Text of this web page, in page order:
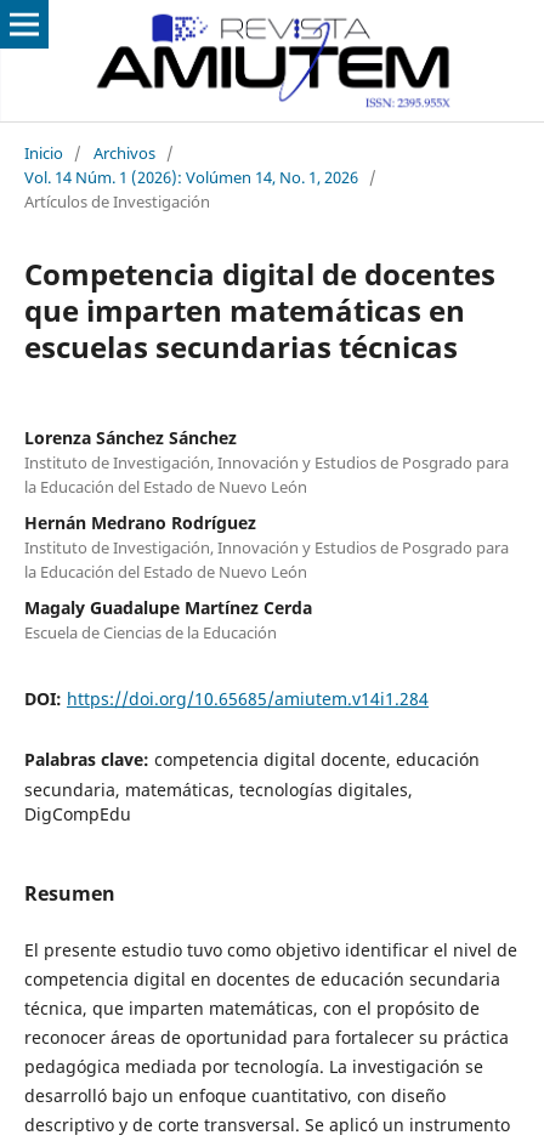
Inicio / Archivos /
Vol. 14 Núm. 1 (2026): Volúmen 14, No. 1, 2026 /
Artículos de Investigación
Competencia digital de docentes
que imparten matemáticas en
escuelas secundarias técnicas
Lorenza Sánchez Sánchez
Instituto de Investigación, Innovación y Estudios de Posgrado para
la Educación del Estado de Nuevo León
Hernán Medrano Rodríguez
Instituto de Investigación, Innovación y Estudios de Posgrado para
la Educación del Estado de Nuevo León
Magaly Guadalupe Martínez Cerda
Escuela de Ciencias de la Educación
DOI: https://doi.org/10.65685/amiutem.v14i1.284
Palabras clave: competencia digital docente, educación
secundaria, matemáticas, tecnologías digitales,
DigCompEdu
Resumen
El presente estudio tuvo como objetivo identificar el nivel de
competencia digital en docentes de educación secundaria
técnica, que imparten matemáticas, con el propósito de
reconocer áreas de oportunidad para fortalecer su práctica
pedagógica mediada por tecnología. La investigación se
desarrolló bajo un enfoque cuantitativo, con diseño
descriptivo y de corte transversal. Se aplicó un instrumento